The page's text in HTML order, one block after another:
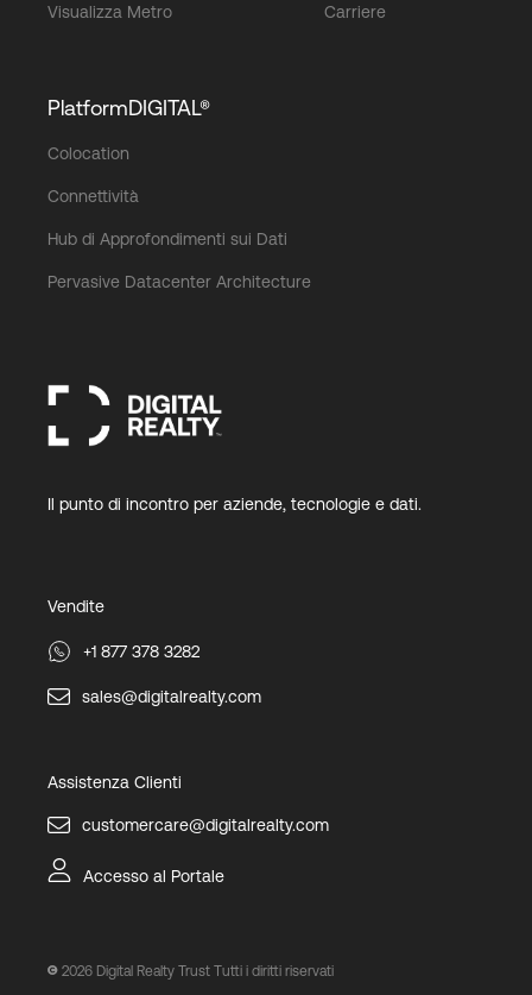
Visualizza Metro Carriere
PlatformDIGITAL®
Colocation
Connettività
Hub di Approfondimenti sui Dati
Pervasive Datacenter Architecture
Il punto di incontro per aziende, tecnologie e dati.
Vendite
+1 877 378 3282
sales@digitalrealty.com
Assistenza Clienti
customercare@digitalrealty.com
Accesso al Portale
2026 Digital Realty Trust Tutti i diritti riservati